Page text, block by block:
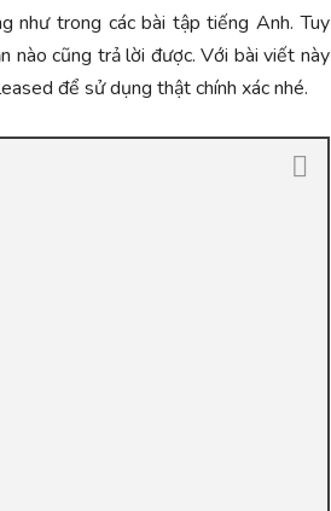
như trong các bài tập tiếng Anh. Tuy
nào cũng trả lời được. Với bài viết này
để sử dụng thật chính xác nhé.